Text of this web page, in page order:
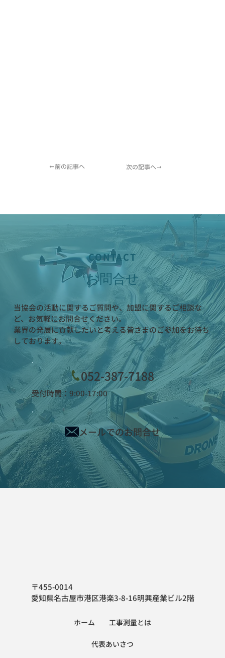
←前の記事へ 次の記事へ→
CONTACT
お問合せ
当協会の活動に関するご質問や、加盟に関するご相談な
ど、お気軽にお問合せください。
業界の発展に貢献したいと考える皆さまのご参加をお待ち
しております。
052-387-7188
受付時間：9:00-17:00
メールでのお問合せ
〒455-0014
愛知県名古屋市港区港楽3-8-16明興産業ビル2階
ホーム 工事測量とは
代表あいさつ